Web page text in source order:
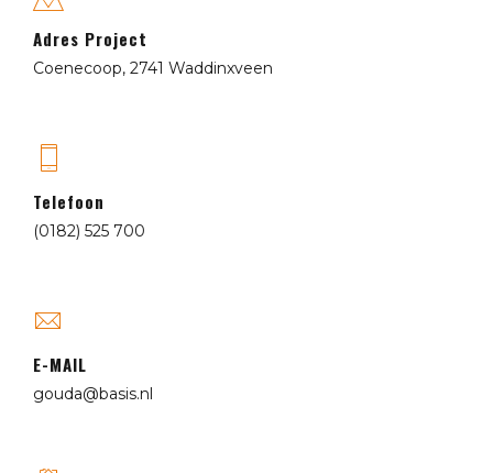
Adres Project
Coenecoop, 2741 Waddinxveen
Telefoon
(0182) 525 700
E-MAIL
gouda@basis.nl